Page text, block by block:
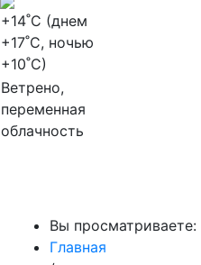
+14˚C (днем
+17˚C, ночью
+10˚C)
Ветрено,
переменная
облачность
Вы просматриваете:
Главная